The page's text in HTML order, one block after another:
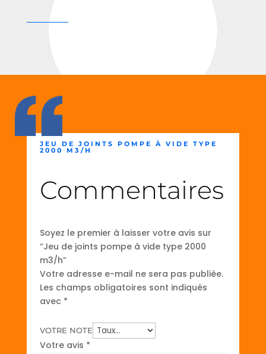
JEU DE JOINTS POMPE À VIDE TYPE
2000 M3/H
Commentaires
Soyez le premier à laisser votre avis sur
“Jeu de joints pompe à vide type 2000
m3/h”
Votre adresse e-mail ne sera pas publiée.
Les champs obligatoires sont indiqués
avec *
VOTRE NOTE
Votre avis *